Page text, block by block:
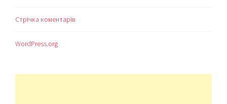
Стрічка коментарів
WordPress.org